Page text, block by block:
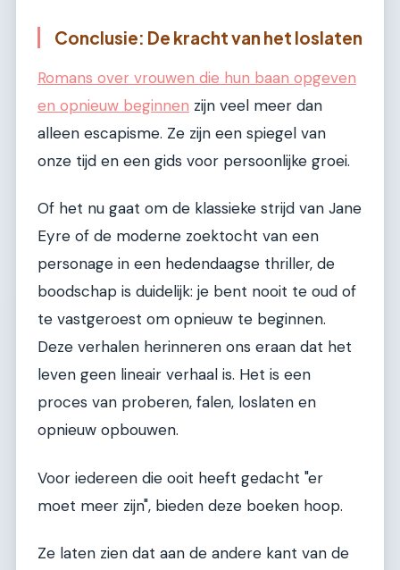
Conclusie: De kracht van het loslaten
Romans over vrouwen die hun baan opgeven
en opnieuw beginnen zijn veel meer dan
alleen escapisme. Ze zijn een spiegel van
onze tijd en een gids voor persoonlijke groei.
Of het nu gaat om de klassieke strijd van Jane
Eyre of de moderne zoektocht van een
personage in een hedendaagse thriller, de
boodschap is duidelijk: je bent nooit te oud of
te vastgeroest om opnieuw te beginnen.
Deze verhalen herinneren ons eraan dat het
leven geen lineair verhaal is. Het is een
proces van proberen, falen, loslaten en
opnieuw opbouwen.
Voor iedereen die ooit heeft gedacht "er
moet meer zijn", bieden deze boeken hoop.
Ze laten zien dat aan de andere kant van de